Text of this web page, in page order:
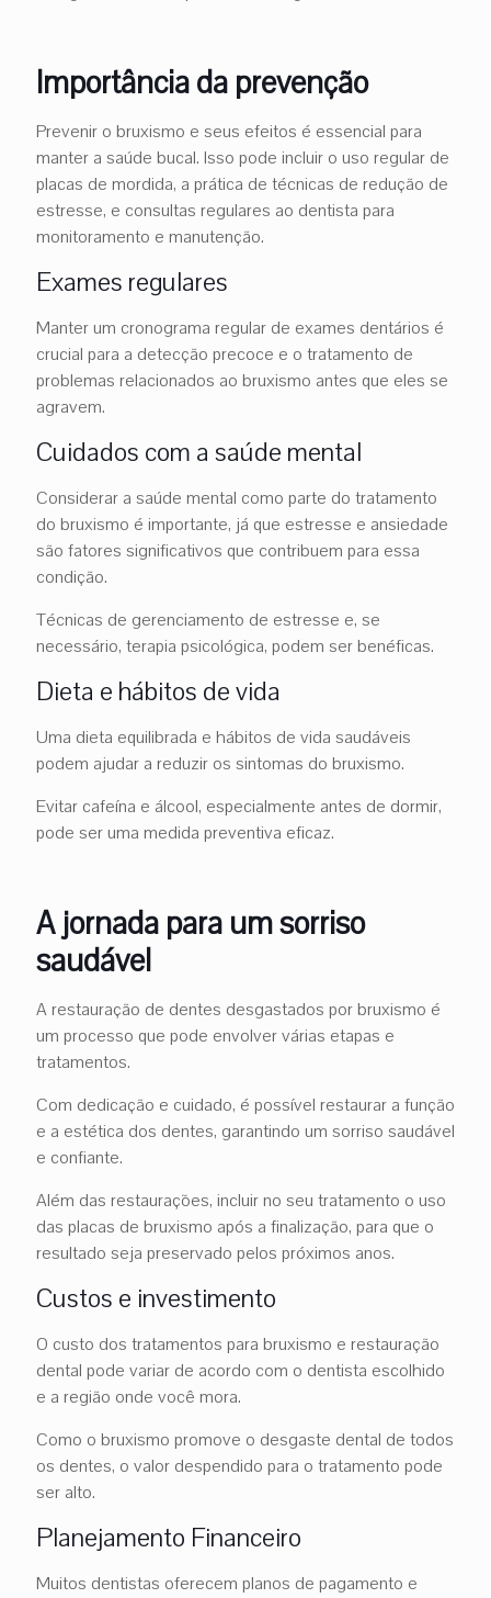
Importância da prevenção
Prevenir o bruxismo e seus efeitos é essencial para
manter a saúde bucal. Isso pode incluir o uso regular de
placas de mordida, a prática de técnicas de redução de
estresse, e consultas regulares ao dentista para
monitoramento e manutenção.
Exames regulares
Manter um cronograma regular de exames dentários é
crucial para a detecção precoce e o tratamento de
problemas relacionados ao bruxismo antes que eles se
agravem.
Cuidados com a saúde mental
Considerar a saúde mental como parte do tratamento
do bruxismo é importante, já que estresse e ansiedade
são fatores significativos que contribuem para essa
condição.
Técnicas de gerenciamento de estresse e, se
necessário, terapia psicológica, podem ser benéficas.
Dieta e hábitos de vida
Uma dieta equilibrada e hábitos de vida saudáveis
podem ajudar a reduzir os sintomas do bruxismo.
Evitar cafeína e álcool, especialmente antes de dormir,
pode ser uma medida preventiva eficaz.
A jornada para um sorriso
saudável
A restauração de dentes desgastados por bruxismo é
um processo que pode envolver várias etapas e
tratamentos.
Com dedicação e cuidado, é possível restaurar a função
e a estética dos dentes, garantindo um sorriso saudável
e confiante.
Além das restaurações, incluir no seu tratamento o uso
das placas de bruxismo após a finalização, para que o
resultado seja preservado pelos próximos anos.
Custos e investimento
O custo dos tratamentos para bruxismo e restauração
dental pode variar de acordo com o dentista escolhido
e a região onde você mora.
Como o bruxismo promove o desgaste dental de todos
os dentes, o valor despendido para o tratamento pode
ser alto.
Planejamento Financeiro
Muitos dentistas oferecem planos de pagamento e